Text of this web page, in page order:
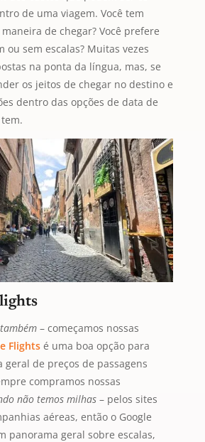
de uma viagem. Você tem
de chegar? Você prefere
ou sem escalas? Muitas vezes
na ponta da língua, mas, se
os jeitos de chegar no destino e
dentro das opções de data de
também– começamos nossas
Flightsé uma boa opção para
de preços de passagens
compramos nossas
não temos milhas– pelos sites
aéreas, então o Google
panorama geral sobre escalas,